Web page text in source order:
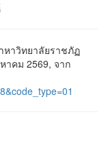
หาวิทยาลัยราชภัฏ
าคม 2569, จาก